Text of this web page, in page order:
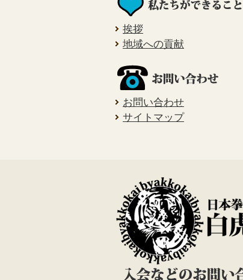
挨拶
地域への貢献
お問い合わせ
サイトマップ